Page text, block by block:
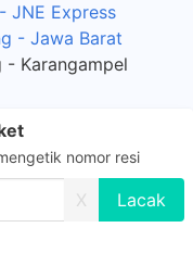
JNE Express
- Jawa Barat
- Karangampel
nomor resi
X